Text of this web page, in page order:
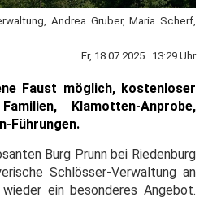
Andrea Gruber, Maria Scherf,
Fr, 18.07.2025 13:29 Uhr
Faust möglich, kostenloser
Klamotten-Anprobe,
Führungen.
Burg Prunn bei Riedenburg
Schlösser-Verwaltung an
ein besonderes Angebot.